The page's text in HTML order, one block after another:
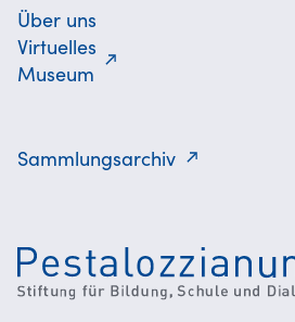
Über uns
Virtuelles
Museum
Sammlungsarchiv